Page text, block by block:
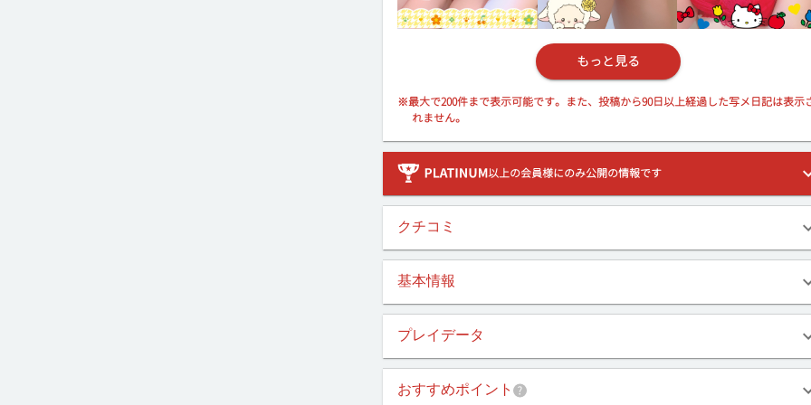
もっと見る
※最大で200件まで表示可能です。また、投稿から90日以上経過した写メ日記は表示
れません。
以上の会員様にのみ公開の情報です
クチコミ
基本情報
プレイデータ
おすすめポイント